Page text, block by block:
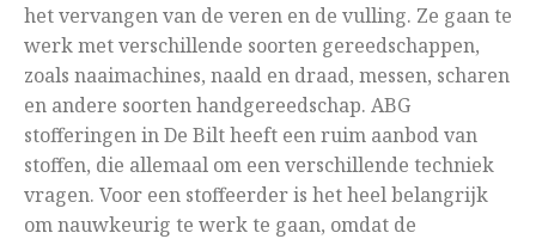
het vervangen van de veren en de vulling. Ze gaan te
werk met verschillende soorten gereedschappen,
zoals naaimachines, naald en draad, messen, scharen
en andere soorten handgereedschap. ABG
stofferingen in De Bilt heeft een ruim aanbod van
stoffen, die allemaal om een verschillende techniek
vragen. Voor een stoffeerder is het heel belangrijk
om nauwkeurig te werk te gaan, omdat de